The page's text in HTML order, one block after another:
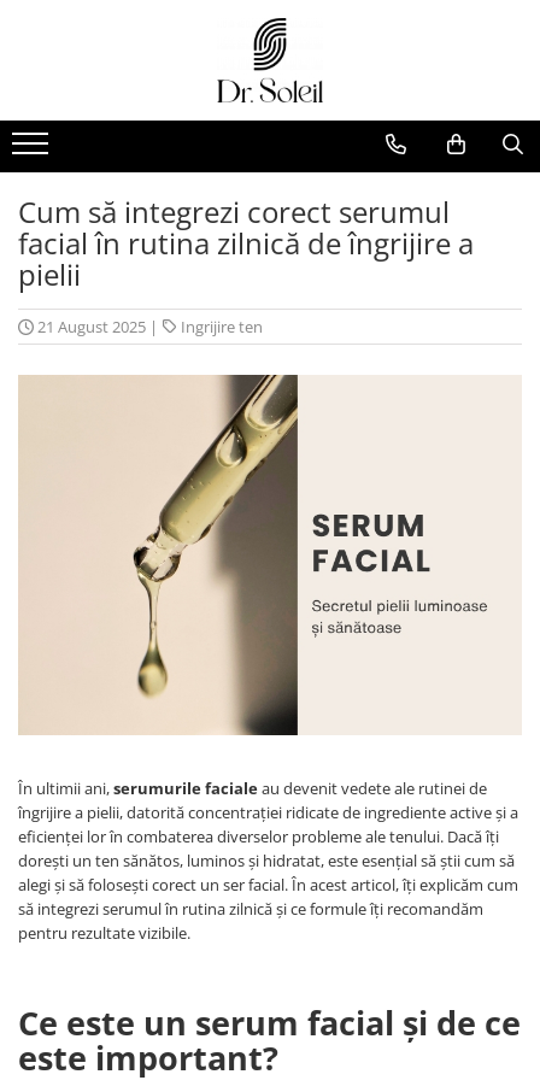
Cum să integrezi corect serumul
facial în rutina zilnică de îngrijire a
pielii
21 August 2025 | Ingrijire ten
În ultimii ani,serumurile facialeau devenit vedete ale rutinei de
îngrijire a pielii, datorită concentrației ridicate de ingrediente active și a
eficienței lor în combaterea diverselor probleme ale tenului. Dacă îți
dorești un ten sănătos, luminos și hidratat, este esențial să știi cum să
alegi și să folosești corect un ser facial. În acest articol, îți explicăm cum
să integrezi serumul în rutina zilnică și ce formule îți recomandăm
pentru rezultate vizibile.
Ce este un serum facial și de ce
este important?